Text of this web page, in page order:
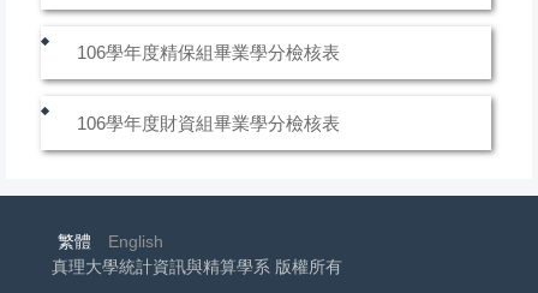
106學年度精保組畢業學分檢核表
106學年度財資組畢業學分檢核表
繁體
English
真理大學統計資訊與精算學系 版權所有